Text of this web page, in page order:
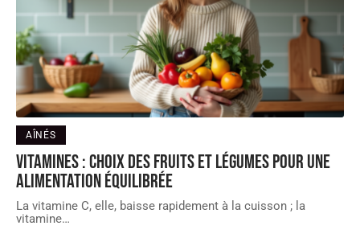
AÎNÉS
Vitamines : choix des fruits et légumes pour une
alimentation équilibrée
La vitamine C, elle, baisse rapidement à la cuisson ; la
vitamine…